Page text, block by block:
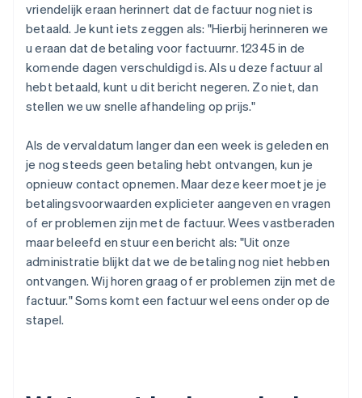
vriendelijk eraan herinnert dat de factuur nog niet is
betaald. Je kunt iets zeggen als: "Hierbij herinneren we
u eraan dat de betaling voor factuurnr. 12345 in de
komende dagen verschuldigd is. Als u deze factuur al
hebt betaald, kunt u dit bericht negeren. Zo niet, dan
stellen we uw snelle afhandeling op prijs."
Als de vervaldatum langer dan een week is geleden en
je nog steeds geen betaling hebt ontvangen, kun je
opnieuw contact opnemen. Maar deze keer moet je je
betalingsvoorwaarden explicieter aangeven en vragen
of er problemen zijn met de factuur. Wees vastberaden
maar beleefd en stuur een bericht als: "Uit onze
administratie blijkt dat we de betaling nog niet hebben
ontvangen. Wij horen graag of er problemen zijn met de
factuur." Soms komt een factuur wel eens onder op de
stapel.